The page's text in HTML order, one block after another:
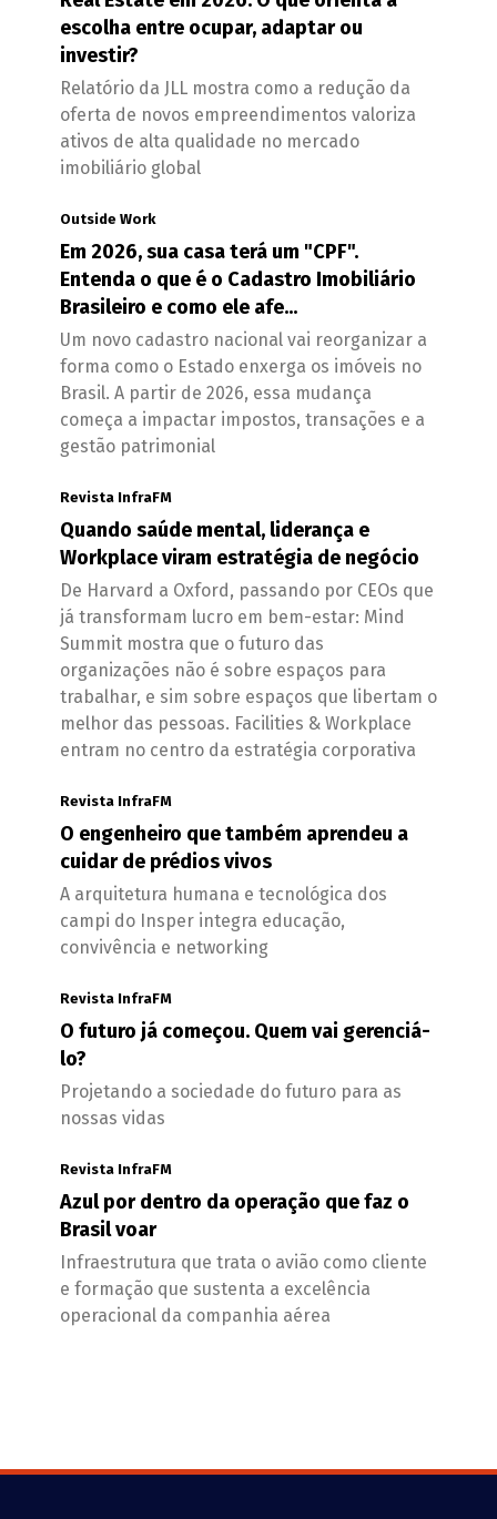
escolha entre ocupar, adaptar ou
investir?
Relatório da JLL mostra como a redução da
oferta de novos empreendimentos valoriza
ativos de alta qualidade no mercado
imobiliário global
Outside Work
Em 2026, sua casa terá um "CPF".
Entenda o que é o Cadastro Imobiliário
Brasileiro e como ele afe...
Um novo cadastro nacional vai reorganizar a
forma como o Estado enxerga os imóveis no
Brasil. A partir de 2026, essa mudança
começa a impactar impostos, transações e a
gestão patrimonial
Revista InfraFM
Quando saúde mental, liderança e
Workplace viram estratégia de negócio
De Harvard a Oxford, passando por CEOs que
já transformam lucro em bem-estar: Mind
Summit mostra que o futuro das
organizações não é sobre espaços para
trabalhar, e sim sobre espaços que libertam o
melhor das pessoas. Facilities & Workplace
entram no centro da estratégia corporativa
Revista InfraFM
O engenheiro que também aprendeu a
cuidar de prédios vivos
A arquitetura humana e tecnológica dos
campi do Insper integra educação,
convivência e networking
Revista InfraFM
O futuro já começou. Quem vai gerenciá-
lo?
Projetando a sociedade do futuro para as
nossas vidas
Revista InfraFM
Azul por dentro da operação que faz o
Brasil voar
Infraestrutura que trata o avião como cliente
e formação que sustenta a excelência
operacional da companhia aérea